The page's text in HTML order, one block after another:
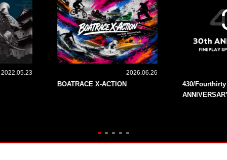
2022.05.23 2026.06.26
BOATRACE X-ACTION
430/